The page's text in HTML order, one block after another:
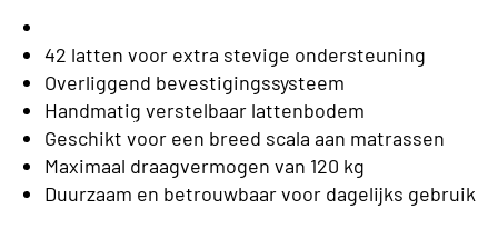
s
s
C
l
a
r
s
o
o
n
Boxsprings
42 latten voor extra stevige ondersteuning
Overliggend bevestigingssysteem
Handmatig verstelbaar lattenbodem
Geschikt voor een breed scala aan matrassen
Maximaal draagvermogen van 120 kg
Duurzaam en betrouwbaar voor dagelijks gebruik